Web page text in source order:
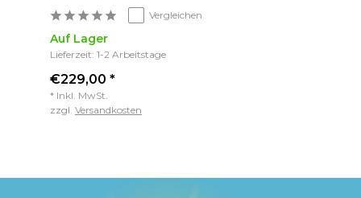
Vergleichen
Auf Lager
Lieferzeit: 1-2 Arbeitstage
€229,00 *
* Inkl. MwSt.
zzgl. Versandkosten